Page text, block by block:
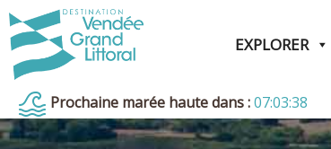
EXPLORER
Prochaine marée haute dans :07:03:37